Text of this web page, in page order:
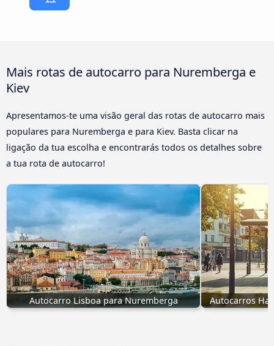
Mais rotas de autocarro para Nuremberga e
Kiev
Apresentamos-te uma visão geral das rotas de autocarro mais
populares para Nuremberga e para Kiev. Basta clicar na
ligação da tua escolha e encontrarás todos os detalhes sobre
a tua rota de autocarro!
Autocarro Lisboa para Nuremberga Autocarros